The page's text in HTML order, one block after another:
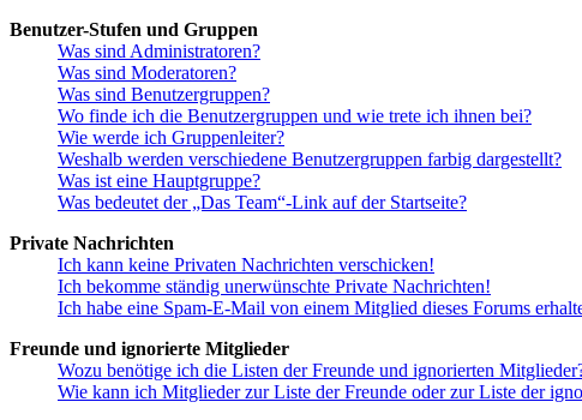
Benutzer-Stufen und Gruppen
Was sind Administratoren?
Was sind Moderatoren?
Was sind Benutzergruppen?
Wo finde ich die Benutzergruppen und wie trete ich ihnen bei?
Wie werde ich Gruppenleiter?
Weshalb werden verschiedene Benutzergruppen farbig dargestellt?
Was ist eine Hauptgruppe?
Was bedeutet der „Das Team“-Link auf der Startseite?
Private Nachrichten
Ich kann keine Privaten Nachrichten verschicken!
Ich bekomme ständig unerwünschte Private Nachrichten!
Ich habe eine Spam-E-Mail von einem Mitglied dieses Forums
Freunde und ignorierte Mitglieder
Wozu benötige ich die Listen der Freunde und ignorierten
Wie kann ich Mitglieder zur Liste der Freunde oder zur Liste der